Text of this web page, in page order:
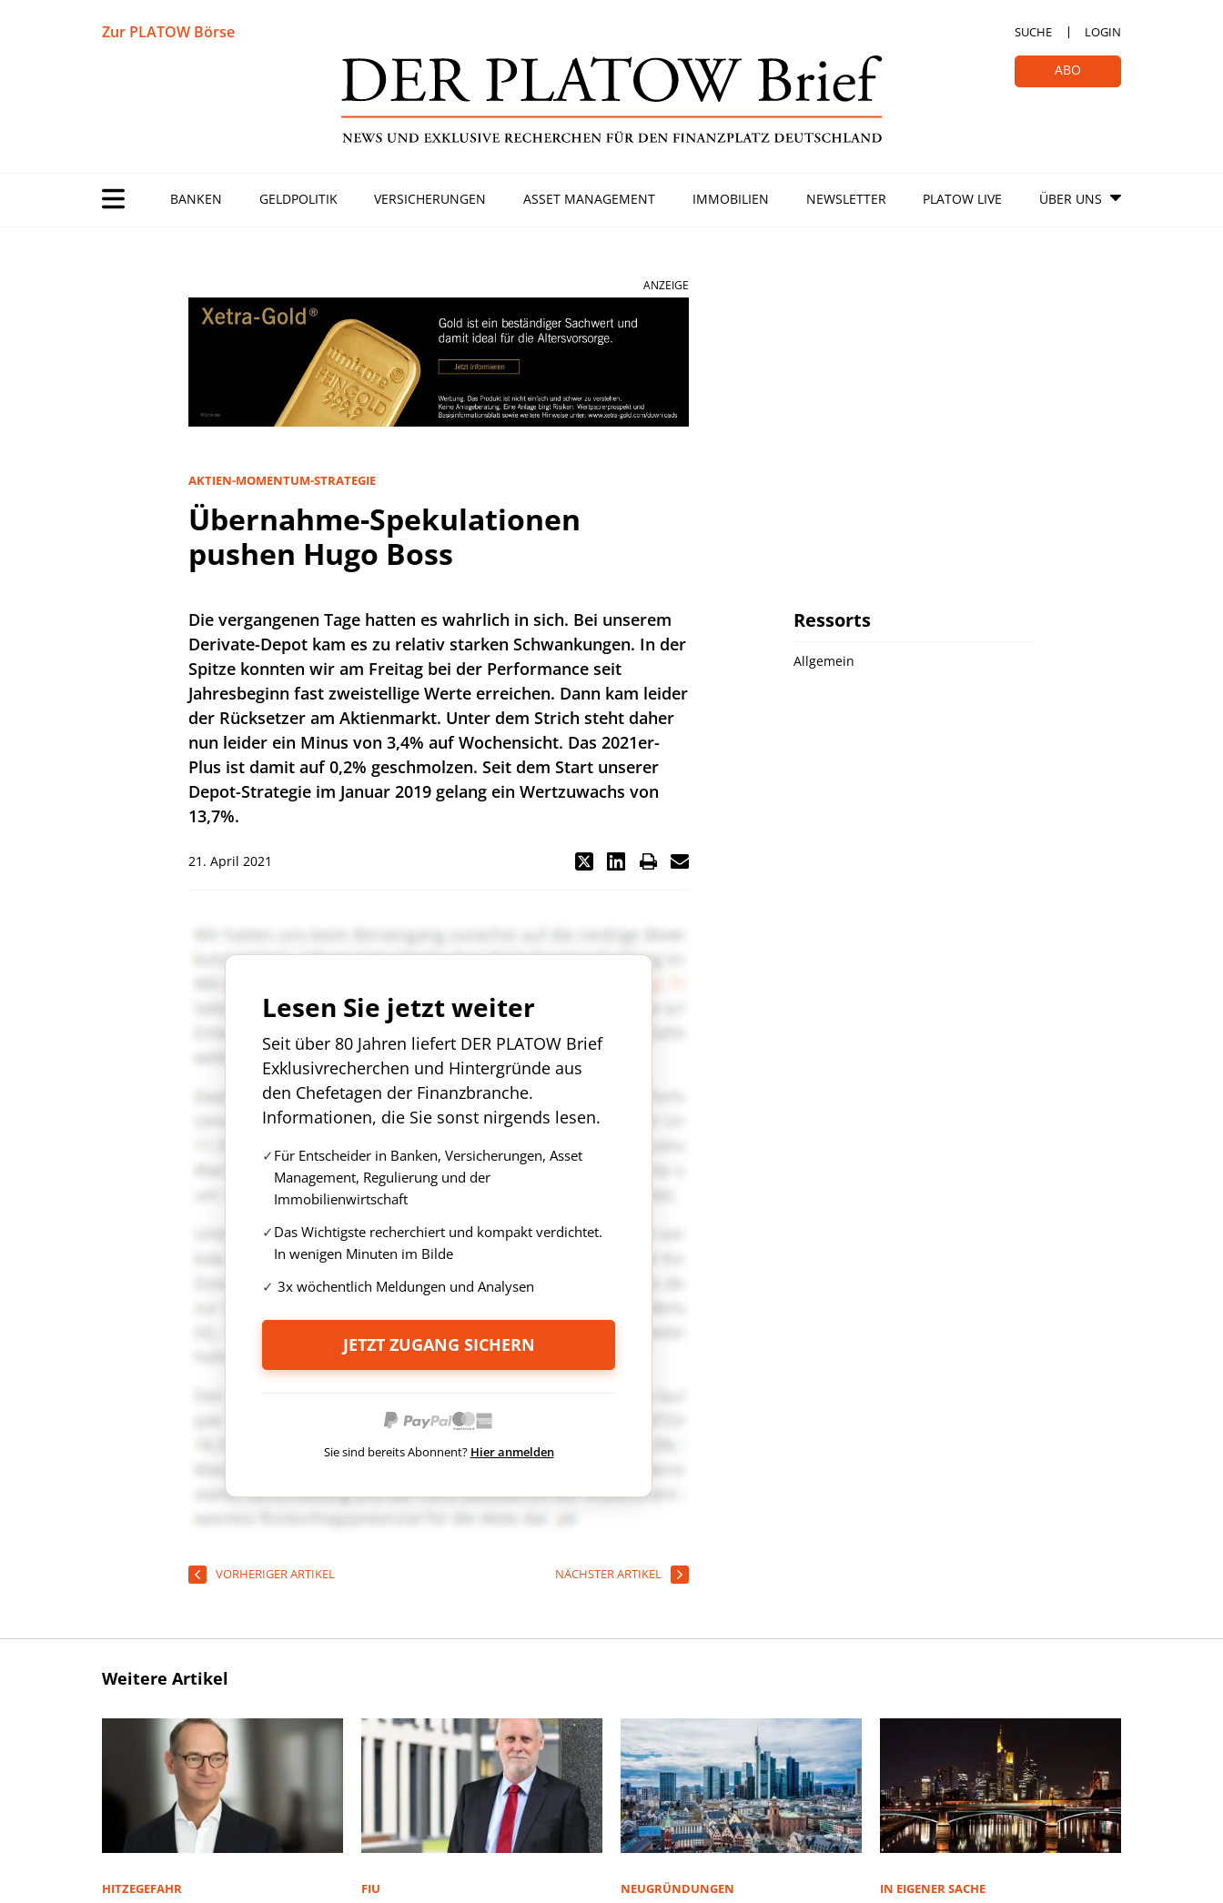
Zur PLATOW Börse SUCHE LOGIN
ABO
BANKEN GELDPOLITIK VERSICHERUNGEN ASSET MANAGEMENT IMMOBILIEN NEWSLETTER PLATOW LIVE ÜBER UNS
ANZEIGE
AKTIEN-MOMENTUM-STRATEGIE
Übernahme-Spekulationen
pushen Hugo Boss
Die vergangenen Tage hatten es wahrlich in sich. Bei unserem
Derivate-Depot kam es zu relativ starken Schwankungen. In der
Spitze konnten wir am Freitag bei der Performance seit
Jahresbeginn fast zweistellige Werte erreichen. Dann kam leider
der Rücksetzer am Aktienmarkt. Unter dem Strich steht daher
nun leider ein Minus von 3,4% auf Wochensicht. Das 2021er-
Plus ist damit auf 0,2% geschmolzen. Seit dem Start unserer
Depot-Strategie im Januar 2019 gelang ein Wertzuwachs von
13,7%.
21. April 2021
Lesen Sie jetzt weiter
Seit über 80 Jahren liefert DER PLATOW Brief
Exklusivrecherchen und Hintergründe aus
den Chefetagen der Finanzbranche.
Informationen, die Sie sonst nirgends lesen.
Für Entscheider in Banken, Versicherungen, Asset
Management, Regulierung und der
Immobilienwirtschaft
Das Wichtigste recherchiert und kompakt verdichtet.
In wenigen Minuten im Bilde
3x wöchentlich Meldungen und Analysen
JETZT ZUGANG SICHERN
Sie sind bereits Abonnent? Hier anmelden
VORHERIGER ARTIKEL NÄCHSTER ARTIKEL
Ressorts
Allgemein
Weitere Artikel
HITZEGEFAHR FIU NEUGRÜNDUNGEN IN EIGENER SACHE